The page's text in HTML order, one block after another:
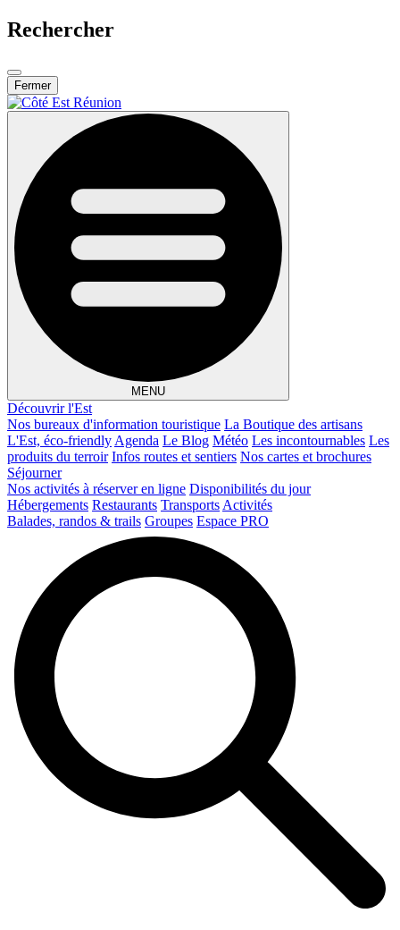
Rechercher
Fermer
MENU
Découvrir l'Est
Nos bureaux d'information touristique La Boutique des artisans
L'Est, éco-friendly Agenda Le Blog Météo Les incontournables Les
produits du terroir Infos routes et sentiers Nos cartes et brochures
Séjourner
Nos activités à réserver en ligne Disponibilités du jour
Hébergements Restaurants Transports Activités
Balades, randos & trails Groupes Espace PRO